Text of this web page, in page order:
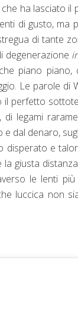
ha lasciato
di gusto,
di tante
degenerazione
piano
Le parole di
il perfetto
di legami
e dal denaro,
disperato e
giusta
le lenti più
luccica non